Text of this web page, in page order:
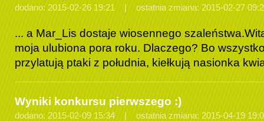
dodano: 2015-02-26 19:21 | ostatnia zmiana: 2015-02-27
... a Mar_Lis dostaje wiosennego
moja ulubiona pora roku. Dlaczego? Bo
przylatują ptaki z południa, kiełkują nasionka
Wyniki konkursu pierwszego :)
dodano: 2015-02-09 15:34 | ostatnia zmiana: 2015-04-19